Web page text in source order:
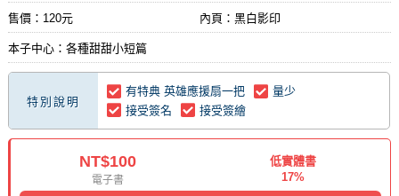
售價：120元 內頁：黑白影印
本子中心：各種甜甜小短篇
特別說明
有特典 英雄應援扇一把
量少
接受簽名
接受簽繪
NT$100
電子書
低實體書
17%